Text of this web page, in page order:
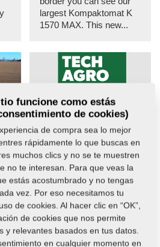
largest Kompaktomat K
1570 MAX. This new...
Techagro moved to
April 2021
10. 3. 2020
We announce that the
management of Trade
Fairs Brno has agreed to
move the International...
funcione como estás
de cookies)
de compra sea lo mejor
rápidamente lo que buscas en
muchos clics y no se te muestren
no te interesan. Para que veas la
estás acostumbrado y no tengas
vez. Por eso necesitamos tu
de cookies. Al hacer clic en “OK”,
de cookies que nos permite
y relevantes basados en tus datos.
en cualquier momento en